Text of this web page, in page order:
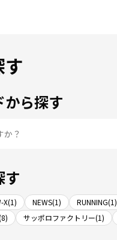
から探す
す
X(1) NEWS(1) RUNNING(1)
サッポロファクトリー(1)